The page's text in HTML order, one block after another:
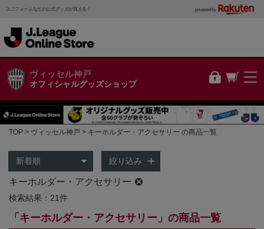
ユニフォームなどの公式グッズが買える！ powered by
ヴィッセル神戸
オフィシャルグッズショップ
TOP ヴィッセル神戸 キーホルダー・アクセサリー の商品一覧
絞り込み
キーホルダー・アクセサリー
検索結果：21件
「キーホルダー・アクセサリー」の商品一覧